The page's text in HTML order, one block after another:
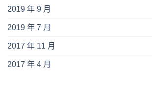
2019 年 9 月
2019 年 7 月
2017 年 11 月
2017 年 4 月